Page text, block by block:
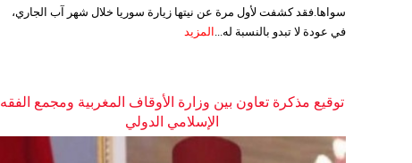
سواها.فقد كشفت لأول مرة عن نيتها زيارة سوريا خلال شهر آب الجاري،
في عودة لا تبدو بالنسبة له...
المزيد
توقيع مذكرة تعاون بين وزارة الأوقاف المغربية ومجمع الفقه
الإسلامي الدولي